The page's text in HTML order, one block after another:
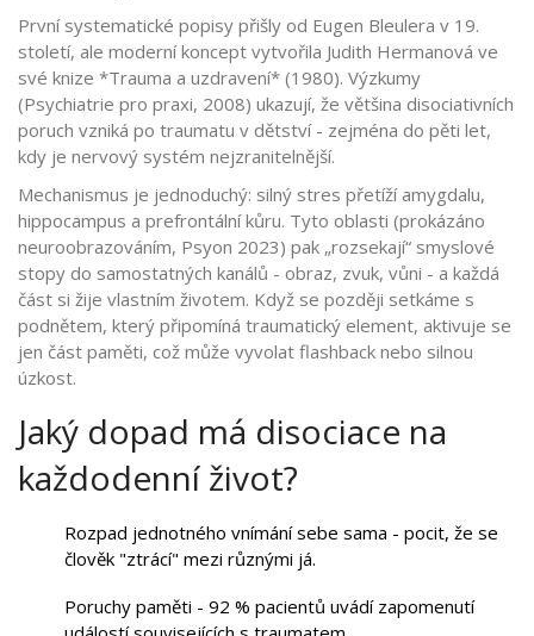
První systematické popisy přišly od Eugen Bleulera v 19.
století, ale moderní koncept vytvořila Judith Hermanová ve
své knize *Trauma a uzdravení* (1980). Výzkumy
(Psychiatrie pro praxi, 2008) ukazují, že většina disociativních
poruch vzniká po traumatu v dětství - zejména do pěti let,
kdy je nervový systém nejzranitelnější.
Mechanismus je jednoduchý: silný stres přetíží amygdalu,
hippocampus a prefrontální kůru. Tyto oblasti (prokázáno
neuroobrazováním, Psyon 2023) pak „rozsekají“ smyslové
stopy do samostatných kanálů - obraz, zvuk, vůni - a každá
část si žije vlastním životem. Když se později setkáme s
podnětem, který připomíná traumatický element, aktivuje se
jen část paměti, což může vyvolat flashback nebo silnou
úzkost.
Jaký dopad má disociace na
každodenní život?
Rozpad jednotného vnímání sebe sama - pocit, že se
člověk "ztrácí" mezi různými já.
Poruchy paměti - 92 % pacientů uvádí zapomenutí